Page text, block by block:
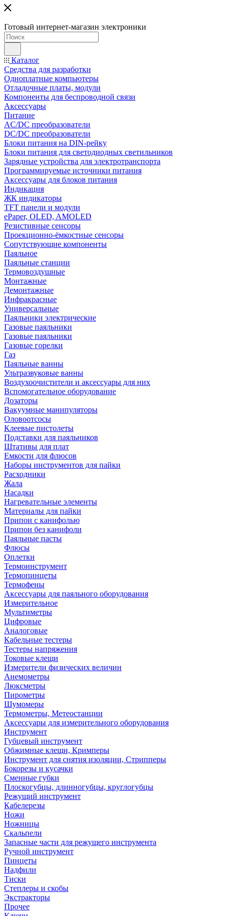
Готовый интернет-магазин электроники
Каталог
Средства для разработки
Одноплатные компьютеры
Отладочные платы, модули
Компоненты для беспроводной связи
Аксессуары
Питание
AC/DC преобразователи
DC/DC преобразователи
Блоки питания на DIN-рейку
Блоки питания для светодиодных светильников
Зарядные устройства для электротранспорта
Программируемые источники питания
Аксессуары для блоков питания
Индикация
ЖК индикаторы
TFT панели и модули
ePaper, OLED, AMOLED
Резистивные сенсоры
Проекционно-ёмкостные сенсоры
Сопутствующие компоненты
Паяльное
Паяльные станции
Термовоздушные
Монтажные
Демонтажные
Инфракрасные
Универсальные
Паяльники электрические
Газовые паяльники
Газовые паяльники
Газовые горелки
Газ
Паяльные ванны
Ультразвуковые ванны
Воздухоочистители и аксессуары для них
Вспомогательное оборудование
Дозаторы
Вакуумные манипуляторы
Оловоотсосы
Клеевые пистолеты
Подставки для паяльников
Штативы для плат
Емкости для флюсов
Наборы инструментов для пайки
Расходники
Жала
Насадки
Нагревательные элементы
Материалы для пайки
Припои с канифолью
Припои без канифоли
Паяльные пасты
Флюсы
Оплетки
Термоинструмент
Термопинцеты
Термофены
Аксессуары для паяльного оборудования
Измерительное
Мультиметры
Цифровые
Аналоговые
Кабельные тестеры
Тестеры напряжения
Токовые клещи
Измерители физических величин
Анемометры
Люксметры
Пирометры
Шумомеры
Термометры, Метеостанции
Аксессуары для измерительного оборудования
Инструмент
Губцевый инструмент
Обжимные клещи, Кримперы
Инструмент для снятия изоляции, Стрипперы
Бокорезы и кусачки
Сменные губки
Плоскогубцы, длинногубцы, круглогубцы
Режущий инструмент
Кабелерезы
Ножи
Ножницы
Скальпели
Запасные части для режущего инструмента
Ручной инструмент
Пинцеты
Надфили
Тиски
Степлеры и скобы
Экстракторы
Прочее